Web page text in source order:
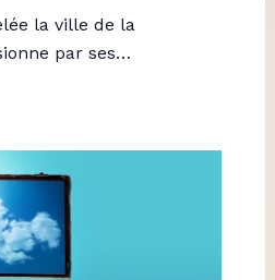
la ville de la
par ses…